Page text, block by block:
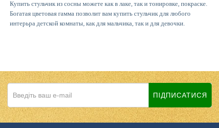
Купить стульчик из сосны можете как в лаке, так и тонировке, покраске.
Богатая цветовая гамма позволит вам купить стульчик для любого
интерьра детской комнаты, как для мальчика, так и для девочки.
ПІДПИСАТИСЯ